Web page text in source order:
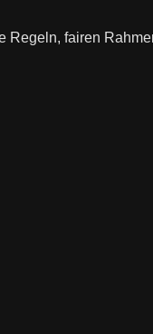
Regeln, fairen